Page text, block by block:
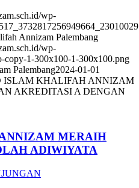
wp-
Annizam Palembang
wp-
copy-1-300x100-1-300x100.png
Palembang2024-01-01
ISLAM KHALIFAH ANNIZAM
AKREDITASI A DENGAN
MERAIH
ADIWIYATA